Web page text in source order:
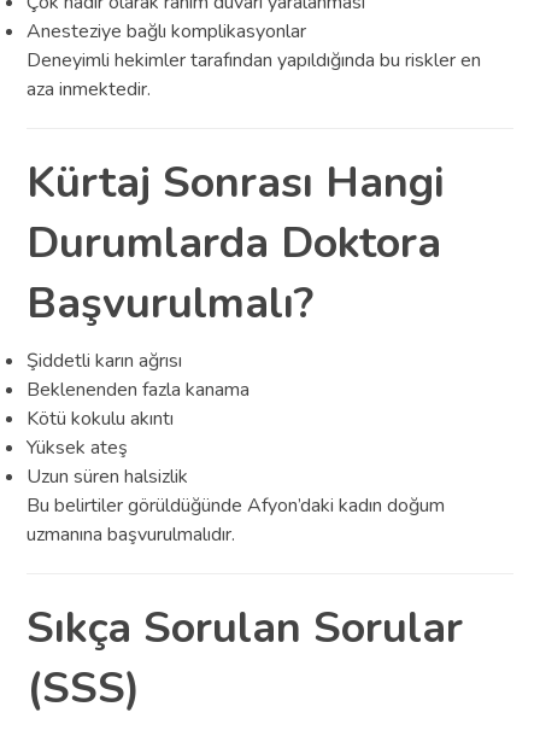
Anesteziye bağlı komplikasyonlar
Deneyimli hekimler tarafından yapıldığında bu riskler en
aza inmektedir.
Kürtaj Sonrası Hangi
Durumlarda Doktora
Başvurulmalı?
Şiddetli karın ağrısı
Beklenenden fazla kanama
Kötü kokulu akıntı
Yüksek ateş
Uzun süren halsizlik
Bu belirtiler görüldüğünde Afyon’daki kadın doğum
uzmanına başvurulmalıdır.
Sıkça Sorulan Sorular
(SSS)